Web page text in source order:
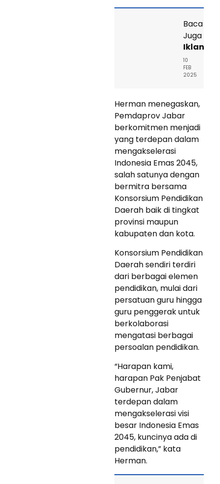
Baca
Juga
Iklan
10
FEB
2025
Herman menegaskan,
Pemdaprov Jabar
berkomitmen menjadi
yang terdepan dalam
mengakselerasi
Indonesia Emas 2045,
salah satunya dengan
bermitra bersama
Konsorsium Pendidikan
Daerah baik di tingkat
provinsi maupun
kabupaten dan kota.
Konsorsium Pendidikan
Daerah sendiri terdiri
dari berbagai elemen
pendidikan, mulai dari
persatuan guru hingga
guru penggerak untuk
berkolaborasi
mengatasi berbagai
persoalan pendidikan.
“Harapan kami,
harapan Pak Penjabat
Gubernur, Jabar
terdepan dalam
mengakselerasi visi
besar Indonesia Emas
2045, kuncinya ada di
pendidikan,” kata
Herman.